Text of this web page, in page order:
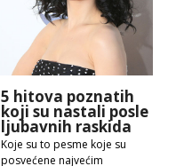
5 hitova poznatih
koji su nastali posle
ljubavnih raskida
Koje su to pesme koje su
posvećene najvećim